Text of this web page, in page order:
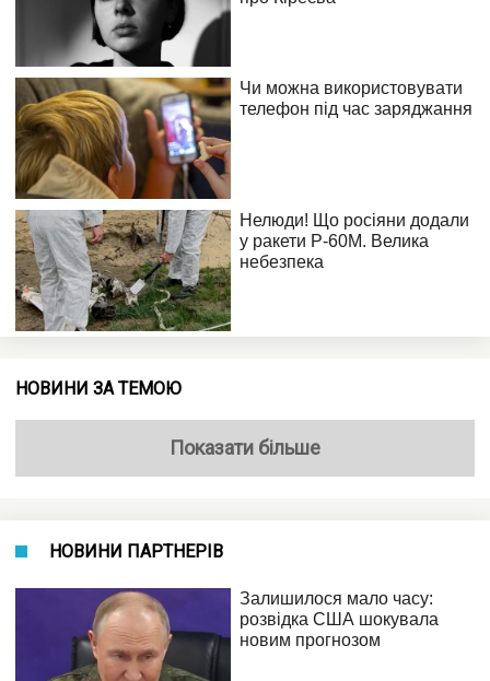
НОВИНИ ЗА ТЕМОЮ
Показати більше
НОВИНИ ПАРТНЕРІВ